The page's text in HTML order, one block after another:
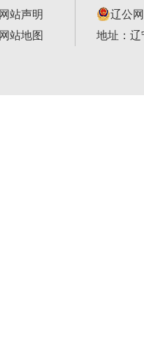
网站声明
网站地图
辽公
地址：辽